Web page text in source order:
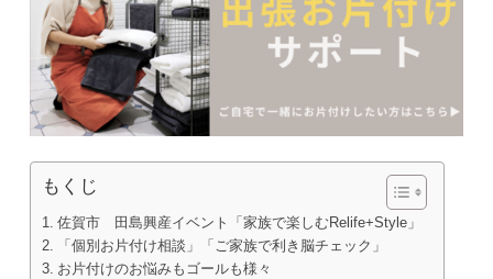
もくじ
佐賀市 田島興産イベント「家族で楽しむRelife+Style」
「個別お片付け相談」「ご家族で利き脳チェック」
お片付けのお悩みもゴールも様々